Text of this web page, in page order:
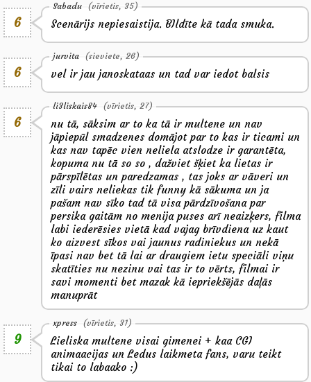
6
Sabadu (vīrietis, 35)
Scenārijs nepiesaistija. BIldīte kā tada smuka.
6
jurvita (sieviete, 26)
vel ir jau janoskataas un tad var iedot balsis
6
li3liskais84 (vīrietis, 27)
nu tā, sāksim ar to ka tā ir multene un nav
jāpiepūl smadzenes domājot par to kas ir ticami un
kas nav tapēc vien neliela atslodze ir garantēta,
kopuma nu tā so so , dažviet šķiet ka lietas ir
pārspīlētas un paredzamas , tas joks ar vāveri un
zīli vairs neliekas tik funny kā sākuma un ja
pašam nav sīko tad tā visa pārdzīvošana par
persika gaitām no menija puses arī neaizķers, filma
labi iederēsies vietā kad vajag brīvdiena uz kaut
ko aizvest sīkos vai jaunus radiniekus un nekā
īpasi nav bet tā lai ar draugiem ietu speciāli viņu
skatīties nu nezinu vai tas ir to vērts, filmai ir
savi momenti bet mazak kā iepriekšējās daļās
manuprāt
9
xpress (vīrietis, 31)
Lieliska multene visai gimenei + kaa CGI
animaacijas un Ledus laikmeta fans, varu teikt
tikai to labaako :)